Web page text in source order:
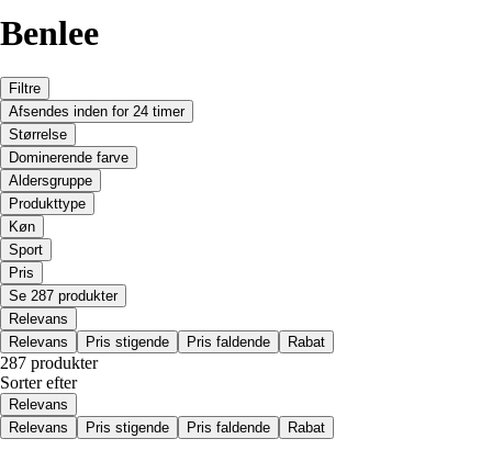
Benlee
Filtre
Afsendes inden for 24 timer
Størrelse
Dominerende farve
Aldersgruppe
Produkttype
Køn
Sport
Pris
Se 287 produkter
Relevans
Relevans
Pris stigende Pris faldende Rabat
287 produkter
Sorter efter
Relevans
Relevans
Pris stigende Pris faldende Rabat